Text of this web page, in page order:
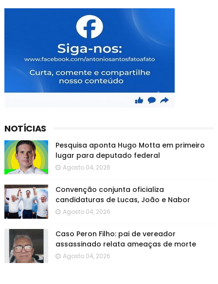
NOTÍCIAS
Pesquisa aponta Hugo Motta em primeiro
lugar para deputado federal
Agosto 04, 2026
Convenção conjunta oficializa
candidaturas de Lucas, João e Nabor
Agosto 04, 2026
Caso Peron Filho: pai de vereador
assassinado relata ameaças de morte
Agosto 04, 2026